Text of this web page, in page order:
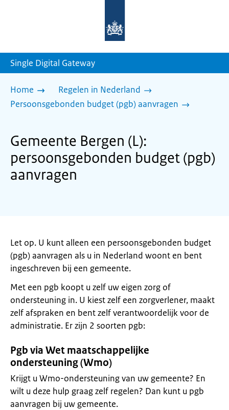
homepage
Single Digital Gateway
Home
Regelen in Nederland
Persoonsgebonden budget (pgb) aanvragen
Gemeente Bergen (L):
persoonsgebonden budget (pgb)
aanvragen
Let op. U kunt alleen een persoonsgebonden budget
(pgb) aanvragen als u in Nederland woont en bent
ingeschreven bij een gemeente.
Met een pgb koopt u zelf uw eigen zorg of
ondersteuning in. U kiest zelf een zorgverlener, maakt
zelf afspraken en bent zelf verantwoordelijk voor de
administratie. Er zijn 2 soorten pgb:
Pgb via Wet maatschappelijke
ondersteuning (Wmo)
Krijgt u Wmo-ondersteuning van uw gemeente? En
wilt u deze hulp graag zelf regelen? Dan kunt u pgb
aanvragen bij uw gemeente.